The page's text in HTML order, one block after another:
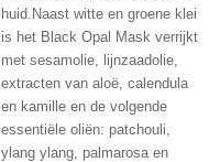
huid.Naast witte en groene klei
is het Black Opal Mask verrijkt
met sesamolie, lijnzaadolie,
extracten van aloë, calendula
en kamille en de volgende
essentiële oliën: patchouli,
ylang ylang, palmarosa en